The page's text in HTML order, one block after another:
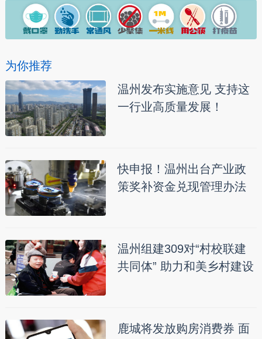
为你推荐
温州发布实施意见 支持这
一行业高质量发展！
快申报！温州出台产业政
策奖补资金兑现管理办法
温州组建309对“村校联建
共同体” 助力和美乡村建设
鹿城将发放购房消费券 面